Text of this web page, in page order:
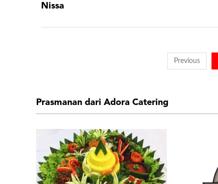
Nissa
Previous
Prasmanan dari Adora Catering